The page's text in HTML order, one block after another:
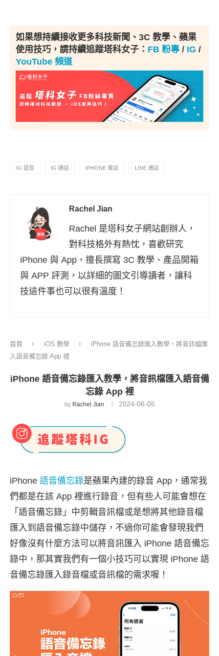
如果想持續接收更多科技新聞、3C 教學、蘋果
使用技巧，請持續追蹤塔科女子： FB 粉專 / IG /
YouTube 頻道
IG 語音 IG 通話 IPHONE 電話 LINE 通話
Rachel Jian
Rachel 是塔科女子網站創辦人，
對科技格外有熱忱，喜歡研究
iPhone 與 App，擅長撰寫 3C 教學、產品開箱
與 APP 評測，以詳細的圖文引導讀者，讓科
技這件事也可以很有溫度！
首頁 iOS 教學
iPhone 語音備忘錄匯入教學，將音訊檔匯
入語音備忘錄 App 裡
iPhone 語音備忘錄匯入教學，將音訊檔匯入語音備
忘錄 App 裡
by Rachel Jian 2024-06-05
iPhone 語音備忘錄是蘋果內建的錄音 App，通常我
們都是在該 App 裡進行錄音，但有些人可能會想在
「語音備忘錄」中剪輯音訊檔或是想將其他錄音檔
匯入到語音備忘錄中儲存，不過你可能會發現我們
好像沒有什麼方法可以將音訊匯入 iPhone 語音備忘
錄中，那其實我們有一個小技巧可以實現 iPhone 語
音備忘錄匯入錄音檔或音訊檔的需求喔！